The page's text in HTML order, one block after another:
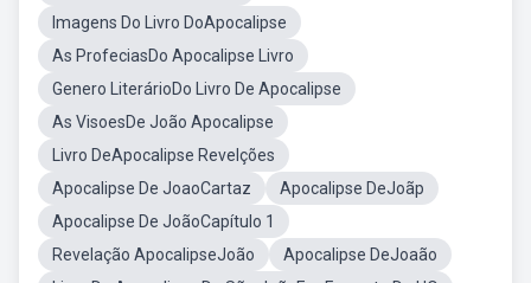
Imagens Do Livro DoApocalipse
As ProfeciasDo Apocalipse Livro
Genero LiterárioDo Livro De Apocalipse
As VisoesDe João Apocalipse
Livro DeApocalipse Revelções
Apocalipse De JoaoCartaz
Apocalipse DeJoãp
Apocalipse De JoãoCapítulo 1
Revelação ApocalipseJoão
Apocalipse DeJoaão